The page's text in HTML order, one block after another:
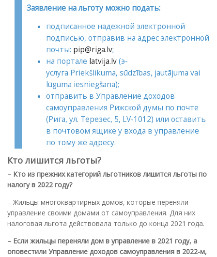
Заявление на льготу можно подать:
подписанное надежной электронной
подписью, отправив на адрес электронной
почты: pip@riga.lv;
на портале latvija.lv(э-
услуга Priekšlikuma, sūdzības, jautājuma vai
lūguma iesniegšana);
отправить в Управление доходов
самоуправления Рижской думы по почте
(Рига, ул. Терезес, 5, LV-1012) или оставить
в почтовом ящике у входа в управление
по тому же адресу.
Кто лишится льготы?
– Кто из прежних категорий льготников лишится льготы по
налогу в 2022 году?
– Жильцы многоквартирных домов, которые переняли
управление своими домами от самоуправления. Для них
налоговая льгота действовала только до конца 2021 года.
– Если жильцы переняли дом в управление в 2021 году, а
оповестили Управление доходов самоуправления в 2022-м,